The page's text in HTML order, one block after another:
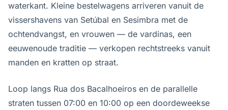
waterkant. Kleine bestelwagens arriveren vanuit de
vissershavens van Setúbal en Sesimbra met de
ochtendvangst, en vrouwen — de vardinas, een
eeuwenoude traditie — verkopen rechtstreeks vanuit
manden en kratten op straat.
Loop langs Rua dos Bacalhoeiros en de parallelle
straten tussen 07:00 en 10:00 op een doordeweekse